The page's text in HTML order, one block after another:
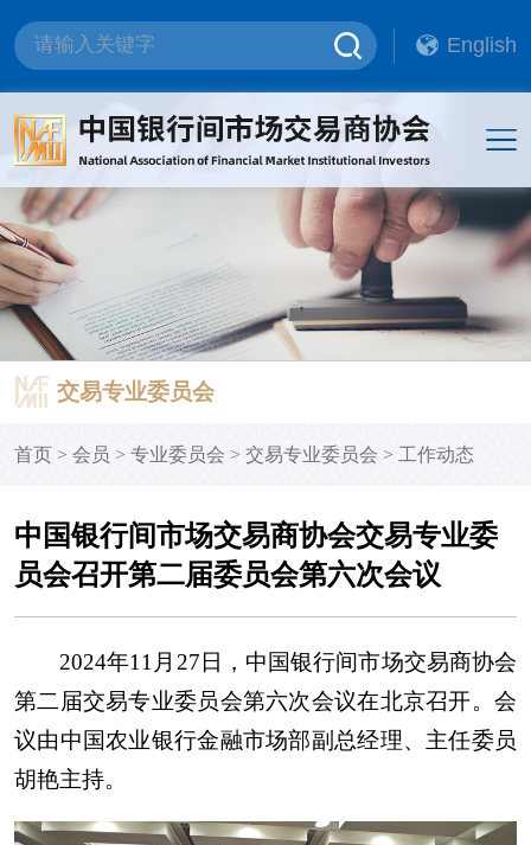
English
交易专业委员会
首页> 会员 > 专业委员会 > 交易专业委员会 > 工作动态
中国银行间市场交易商协会交易专业委
员会召开第二届委员会第六次会议
2024年11月27日，中国银行间市场交易商协会
第二届交易专业委员会第六次会议在北京召开。会
议由中国农业银行金融市场部副总经理、主任委员
胡艳主持。